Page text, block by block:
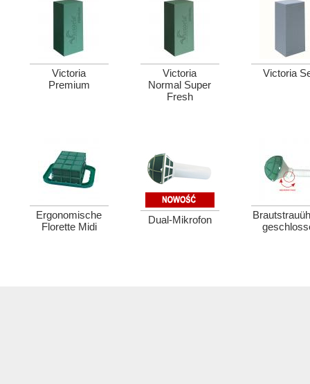
Victoria
Premium
Victoria
Normal Super
Fresh
Victoria
Ergonomische
Florette Midi
Dual-Mikrofon